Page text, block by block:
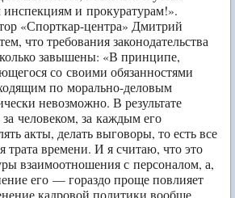
инспекциям и прокуратурам!».
«Спорткар-центра» Дмитрий
что требования законодательства
завышены: «В принципе,
со своими обязанностями
по морально-деловым
невозможно. В результате
человеком, за каждым его
акты, делать выговоры, то есть все
трата времени. И я считаю, что это
взаимоотношения с персоналом, а,
его — гораздо проще повлияет
кадровой политики вообще